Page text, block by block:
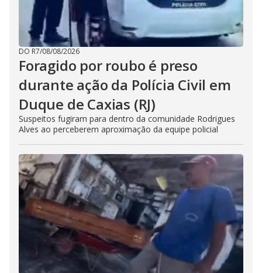
DO R7/08/08/2026
Foragido por roubo é preso
durante ação da Polícia Civil em
Duque de Caxias (RJ)
Suspeitos fugiram para dentro da comunidade Rodrigues
Alves ao perceberem aproximação da equipe policial